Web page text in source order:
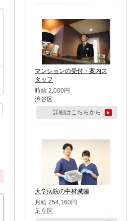
マンションの受付・案内ス
タッフ
時給 2,000円
渋谷区
詳細はこちらから
大学病院の中材滅菌
月給 254,160円
足立区